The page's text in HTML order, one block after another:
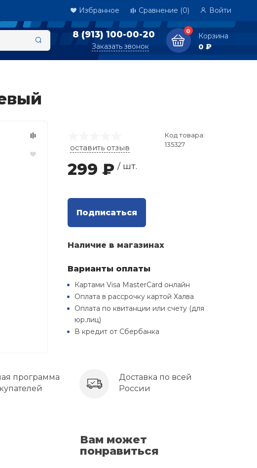
Избранное Сравнение (0) Войти
8 (913) 100-00-20
Заказать звонок
0
Корзина
0 ₽
оставить отзыв
Код товара:
135327
299 ₽ / шт.
Подписаться
Наличие в магазинах
Варианты оплаты
Картами Visa MasterCard онлайн
Оплата в рассрочку картой Халва
Оплата по квитанции или счету (для
юр.лиц)
В кредит от Сбербанка
программа
Доставка по всей
России
Вам может
понравиться